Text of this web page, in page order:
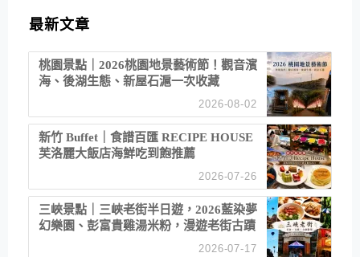
最新文章
桃園景點｜2026桃園地景藝術節！觀音濱
海、後湖生態、新屋石滬一次收藏
2026-08-02
新竹 Buffet｜食譜百匯 RECIPE HOUSE
芙洛麗大飯店海鮮吃到飽推薦
2026-07-26
三峽景點｜三峽老街半日遊，2026藍染夢
幻樂園、彭富貴雞湯米粉，漫遊老街古蹟
2026-07-17